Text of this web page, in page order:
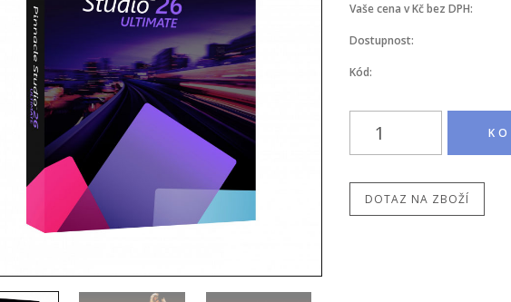
Vaše cena v Kč bez DPH:
Dostupnost:
Kód:
DOTAZ NA ZBOŽÍ